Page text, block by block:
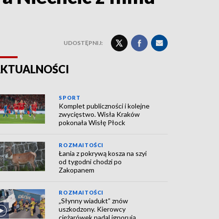
UDOSTĘPNIJ:
SPORT
Komplet publiczności i kolejne
zwycięstwo. Wisła Kraków
pokonała Wisłę Płock
ROZMAITOŚCI
Łania z pokrywą kosza na szyi
od tygodni chodzi po
Zakopanem
ROZMAITOŚCI
„Słynny wiadukt” znów
uszkodzony. Kierowcy
ciężarówek nadal ignorują